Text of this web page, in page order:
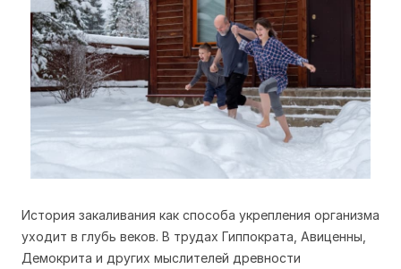
История закаливания как способа укрепления организма
уходит в глубь веков. В трудах Гиппократа, Авиценны,
Демокрита и других мыслителей древности